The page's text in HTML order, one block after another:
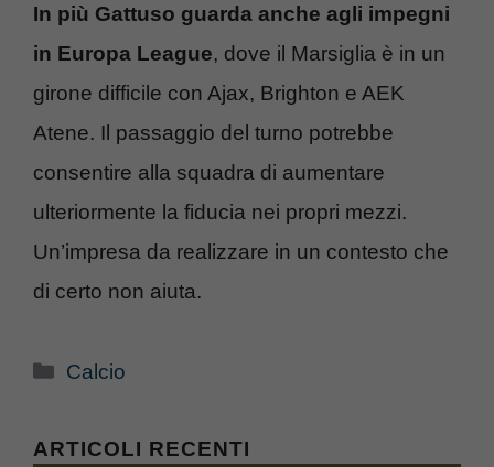
In più Gattuso guarda anche agli impegni
in Europa League, dove il Marsiglia è in un
girone difficile con Ajax, Brighton e AEK
Atene. Il passaggio del turno potrebbe
consentire alla squadra di aumentare
ulteriormente la fiducia nei propri mezzi.
Un’impresa da realizzare in un contesto che
di certo non aiuta.
Categorie
Calcio
ARTICOLI RECENTI